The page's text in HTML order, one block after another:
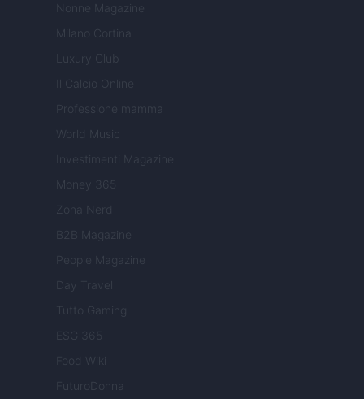
Nonne Magazine
Milano Cortina
Luxury Club
Il Calcio Online
Professione mamma
World Music
Investimenti Magazine
Money 365
Zona Nerd
B2B Magazine
People Magazine
Day Travel
Tutto Gaming
ESG 365
Food Wiki
FuturoDonna